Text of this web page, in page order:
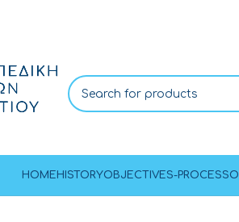
HOME HISTORYOBJECTIVES-PROCESS